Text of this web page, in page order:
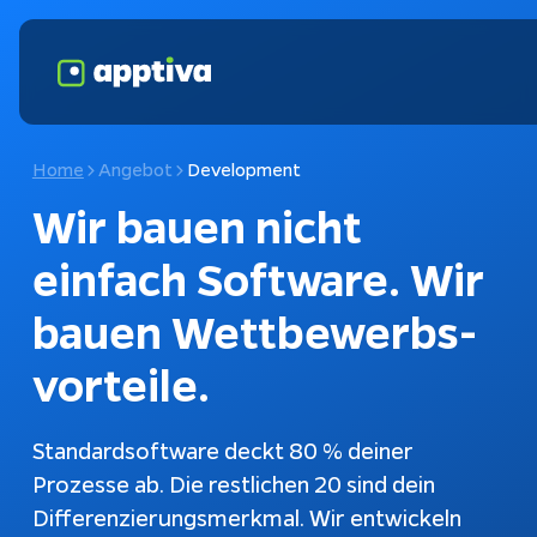
Home Angebot Development
Wir bauen nicht
einfach Software. Wir
bauen Wettbewerbs­
vorteile.
Standardsoftware deckt 80 % deiner
Prozesse ab. Die restlichen 20 sind dein
Differenzierungsmerkmal. Wir entwickeln
Fokusthemen
Schnittstellen